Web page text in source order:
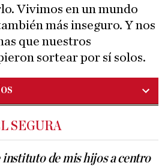
Vivimos en un mundo
más inseguro. Y nos
que nuestros
sortear por sí solos.
SEGURA
instituto de mis hijos a centro